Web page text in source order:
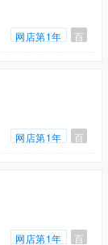
网店第1年 百
网店第1年 百
网店第1年 百